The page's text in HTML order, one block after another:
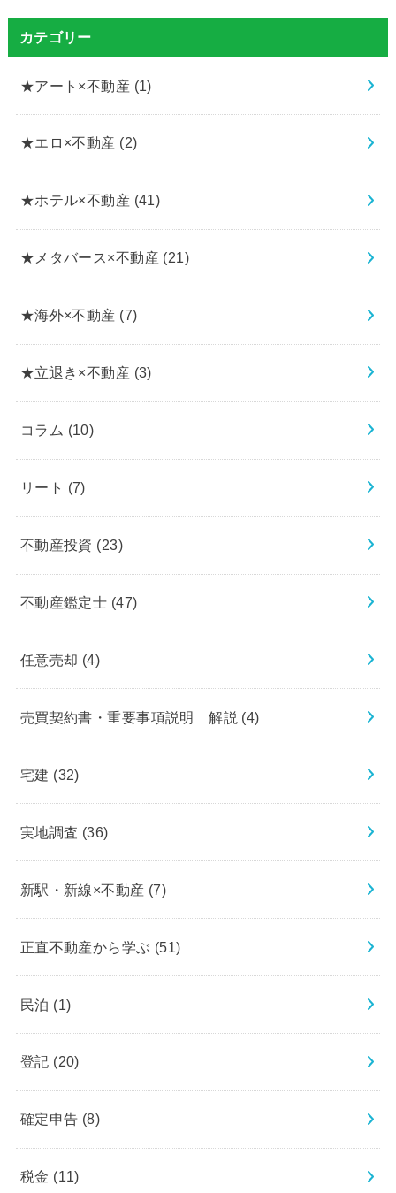
カテゴリー
★アート×不動産 (1)
★エロ×不動産 (2)
★ホテル×不動産 (41)
★メタバース×不動産 (21)
★海外×不動産 (7)
★立退き×不動産 (3)
コラム (10)
リート (7)
不動産投資 (23)
不動産鑑定士 (47)
任意売却 (4)
売買契約書・重要事項説明 解説 (4)
宅建 (32)
実地調査 (36)
新駅・新線×不動産 (7)
正直不動産から学ぶ (51)
民泊 (1)
登記 (20)
確定申告 (8)
税金 (11)